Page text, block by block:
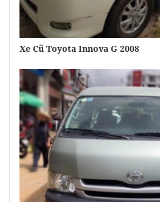
Xe Cũ Toyota Innova G 2008